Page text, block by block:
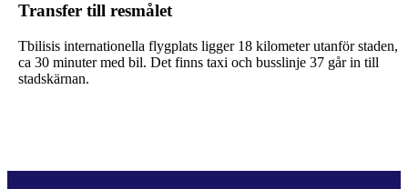
Transfer till resmålet
Tbilisis internationella flygplats ligger 18 kilometer utanför staden,
ca 30 minuter med bil. Det finns taxi och busslinje 37 går in till
stadskärnan.